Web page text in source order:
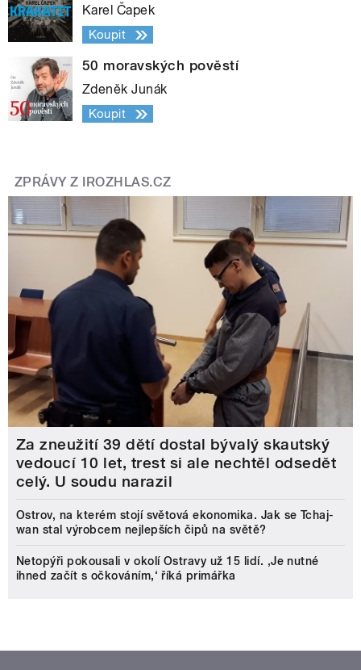
Karel Čapek
Koupit
50 moravských pověstí
Zdeněk Junák
Koupit
ZPRÁVY Z IROZHLAS.CZ
Za zneužití 39 dětí dostal bývalý skautský
vedoucí 10 let, trest si ale nechtěl odsedět
celý. U soudu narazil
Ostrov, na kterém stojí světová ekonomika. Jak se Tchaj-
wan stal výrobcem nejlepších čipů na světě?
Netopýři pokousali v okolí Ostravy už 15 lidí. ‚Je nutné
ihned začít s očkováním,‘ říká primářka